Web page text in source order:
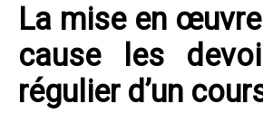
La mise en
cause les
régulier d’un